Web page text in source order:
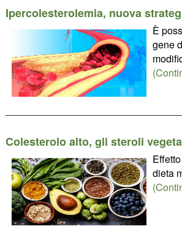
Ipercolesterolemia, nuova
È
gene
Colesterolo alto, gli steroli
dieta